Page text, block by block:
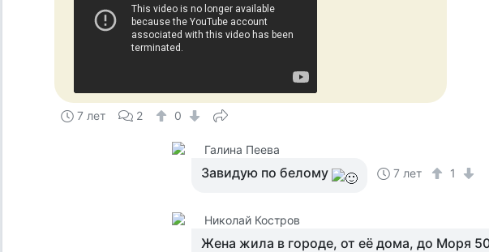
7 лет 2 0
Галина Пеева
Завидую по белому 7 лет 1
Николай Костров
Жена жила в городе, от её дома, до Моря